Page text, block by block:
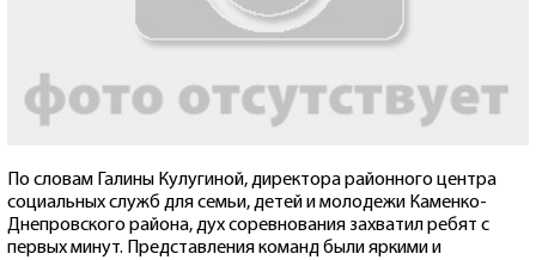
По словам Галины Кулугиной, директора районного центра
социальных служб для семьи, детей и молодежи Каменко-
Днепровского района, дух соревнования захватил ребят с
первых минут. Представления команд были яркими и